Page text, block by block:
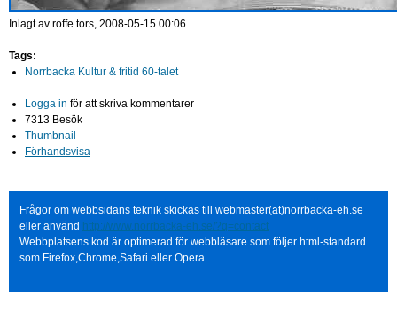
Inlagt av roffe tors, 2008-05-15 00:06
Tags:
Norrbacka Kultur & fritid 60-talet
Logga in för att skriva kommentarer
7313 Besök
Thumbnail
Förhandsvisa
Frågor om webbsidans teknik skickas till webmaster(at)norrbacka-eh.se
eller använd http://www.norrbacka-eh.se/?q=contact
Webbplatsens kod är optimerad för webbläsare som följer html-standard
som Firefox,Chrome,Safari eller Opera.